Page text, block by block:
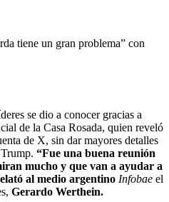
tiene un gran problema” con
se dio a conocer gracias a
de la Casa Rosada, quien reveló
de X, sin dar mayores detalles
“Fue una buena reunión
mucho y que van a ayudar a
al medio argentino Infobae el
Gerardo Werthein.